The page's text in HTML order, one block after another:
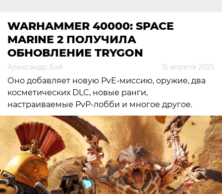
WARHAMMER 40000: SPACE
MARINE 2 ПОЛУЧИЛА
ОБНОВЛЕНИЕ TRYGON
Александр Бэй 15 апреля 2025
Оно добавляет новую PvE-миссию, оружие, два
косметических DLC, новые ранги,
настраиваемые PvP-лобби и многое другое.